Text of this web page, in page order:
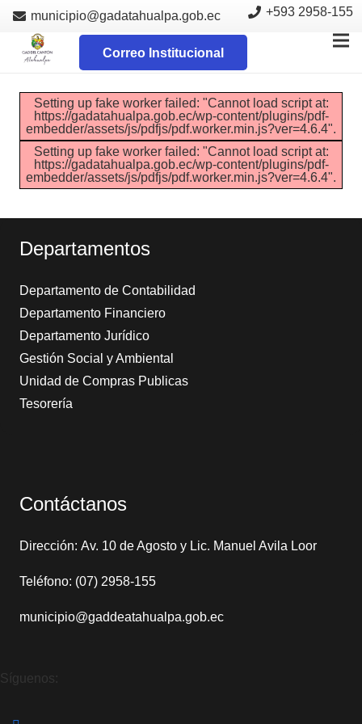
municipio@gadatahualpa.gob.ec +593 2958-155
Correo Institucional
Setting up fake worker failed: "Cannot load script at:
https://gadatahualpa.gob.ec/wp-content/plugins/pdf-
embedder/assets/js/pdfjs/pdf.worker.min.js?ver=4.6.4".
Setting up fake worker failed: "Cannot load script at:
https://gadatahualpa.gob.ec/wp-content/plugins/pdf-
embedder/assets/js/pdfjs/pdf.worker.min.js?ver=4.6.4".
Departamentos
Departamento de Contabilidad
Departamento Financiero
Departamento Jurídico
Gestión Social y Ambiental
Unidad de Compras Publicas
Tesorería
Contáctanos
Dirección: Av. 10 de Agosto y Lic. Manuel Avila Loor
Teléfono: (07) 2958-155
municipio@gaddeatahualpa.gob.ec
Síguenos: